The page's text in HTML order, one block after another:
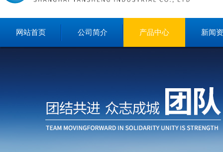
网站首页 公司简介 产品中心 新闻